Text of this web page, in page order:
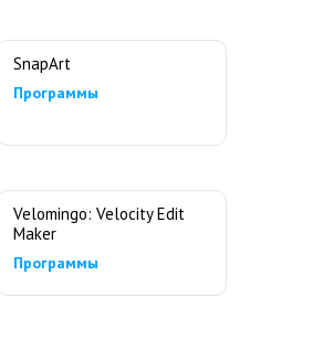
SnapArt
Программы
Velomingo: Velocity Edit
Maker
Программы